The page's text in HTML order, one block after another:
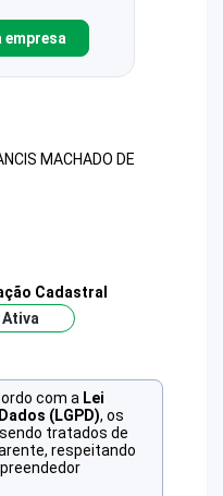
MACHADO DE
Cadastral
Ativa
com a Lei
(LGPD), os
tratados de
respeitando